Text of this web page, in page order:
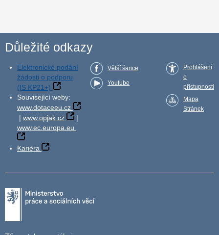
Důležité odkazy
Elektronické podání
žádosti o podporu
(IS KP21+)
Související weby:
www.dotaceeu.cz
| www.opjak.cz
|
www.ec.europa.eu
Kariéra
Větší šance
Youtube
Prohlášení
o
přístupnosti
Mapa
Stránek